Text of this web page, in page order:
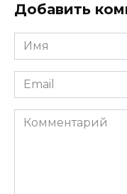
Добавить
Имя
*
Email
*
Комментарий